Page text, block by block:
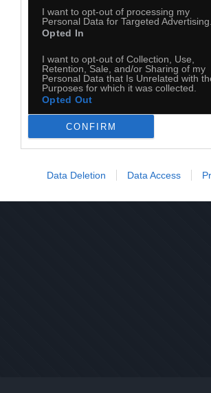
I want to opt-out of processing my
Personal Data for Targeted Advertising.
Opted In
I want to opt-out of Collection, Use,
Retention, Sale, and/or Sharing of my
Personal Data that Is Unrelated with
Purposes for which it was collected.
Opted Out
CONFIRM
Data Deletion Data Access
Komentuj Dodaj do ulubionych Dodaj do przyjaciół